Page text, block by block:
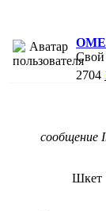
Свой
2704
сообщение
Шкет